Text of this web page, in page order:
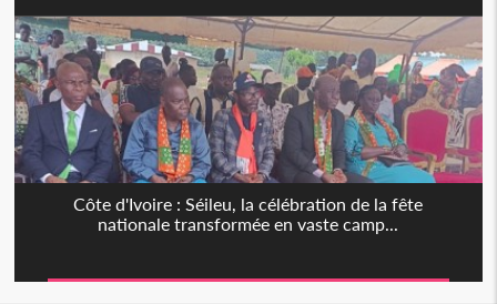
Côte d'Ivoire : Séileu, la célébration de la fête
nationale transformée en vaste camp...